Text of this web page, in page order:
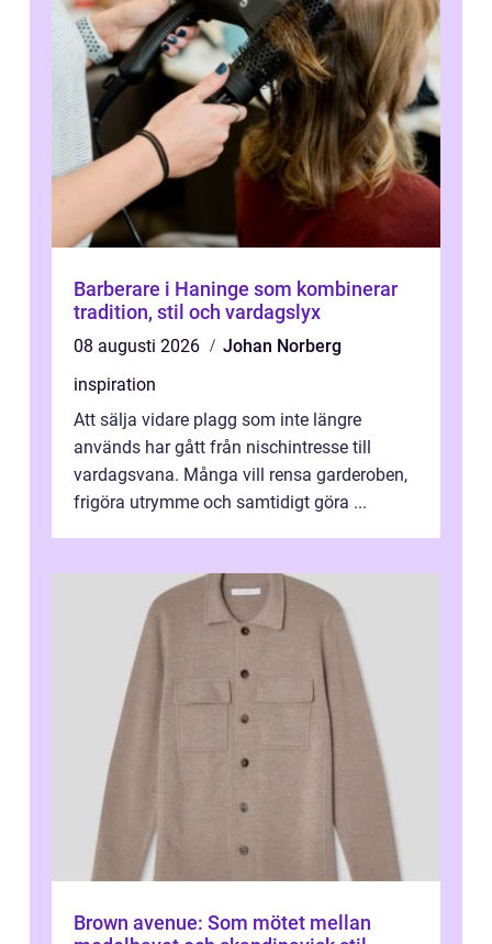
Barberare i Haninge som kombinerar
tradition, stil och vardagslyx
08 augusti 2026
Johan Norberg
inspiration
Att sälja vidare plagg som inte längre
används har gått från nischintresse till
vardagsvana. Många vill rensa garderoben,
frigöra utrymme och samtidigt göra ...
Brown avenue: Som mötet mellan